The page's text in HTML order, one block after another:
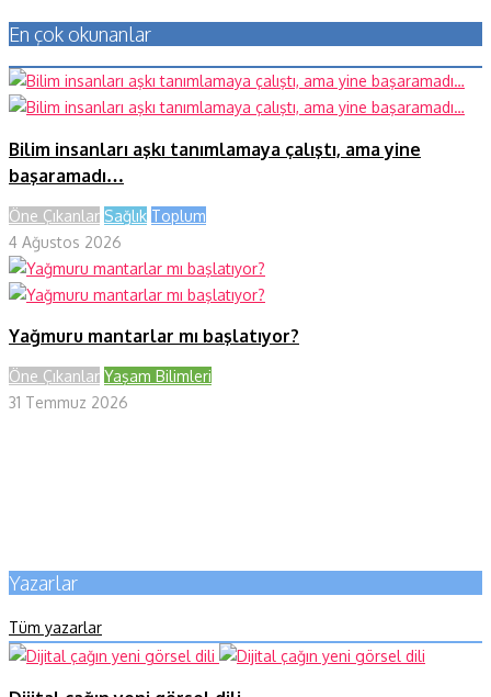
En çok okunanlar
Bilim insanları aşkı tanımlamaya çalıştı, ama yine
başaramadı…
Öne Çıkanlar Sağlık Toplum
4 Ağustos 2026
Yağmuru mantarlar mı başlatıyor?
Öne Çıkanlar Yaşam Bilimleri
31 Temmuz 2026
Yazarlar
Tüm yazarlar